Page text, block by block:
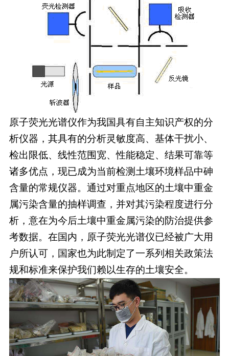
原子荧光光谱仪作为我国具有自主知识产权的分
析仪器，其具有的分析灵敏度高、基体干扰小、
检出限低、线性范围宽、性能稳定、结果可靠等
诸多优点，现已成为当前检测土壤环境样品中砷
含量的常规仪器。通过对重点地区的土壤中重金
属污染含量的抽样调查，并对其污染程度进行分
析，意在为今后土壤中重金属污染的防治提供参
考数据。在国内，原子荧光光谱仪已经被广大用
户所认可，国家也为此制定了一系列相关政策法
规和标准来保护我们赖以生存的土壤安全。